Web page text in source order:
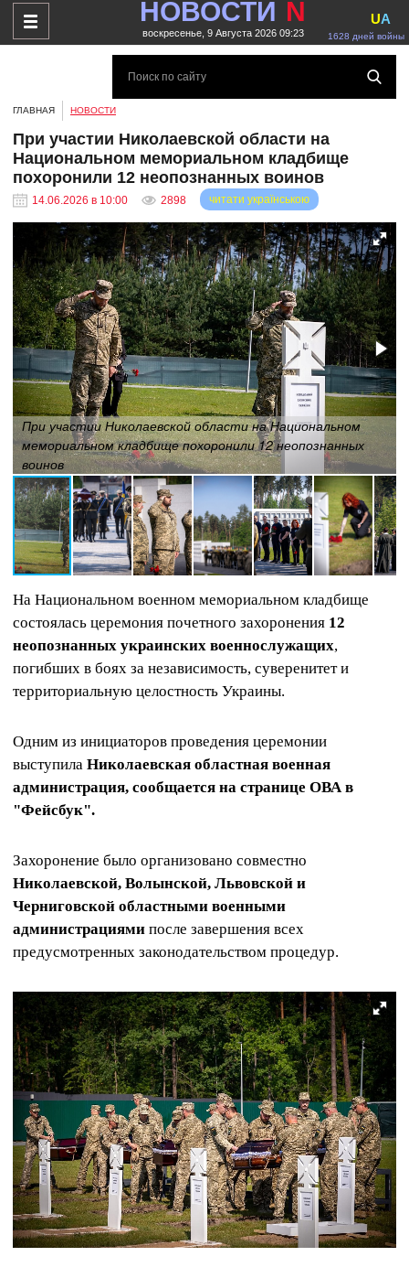
НОВОСТИ N
воскресенье, 9 Августа 2026 09:23 1628 дней войны
UA
ГЛАВНАЯ НОВОСТИ
При участии Николаевской области на
Национальном мемориальном кладбище
похоронили 12 неопознанных воинов
14.06.2026 в 10:00 2898 читати українською
При участии Николаевской области на Национальном
мемориальном кладбище похоронили 12 неопознанных
воинов
На Национальном военном мемориальном кладбище
состоялась церемония почетного захоронения 12
неопознанных украинских военнослужащих,
погибших в боях за независимость, суверенитет и
территориальную целостность Украины.
Одним из инициаторов проведения церемонии
выступила Николаевская областная военная
администрация, сообщается на странице ОВА в
"Фейсбук".
Захоронение было организовано совместно
Николаевской, Волынской, Львовской и
Черниговской областными военными
администрациями после завершения всех
предусмотренных законодательством процедур.